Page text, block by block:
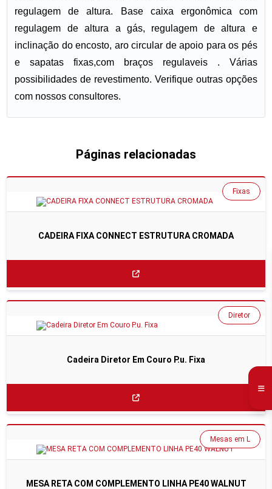
regulagem de altura. Base caixa ergonômica com
regulagem de altura a gás, regulagem de altura e
inclinação do encosto, aro circular de apoio para os pés
e sapatas fixas,com braços regulaveis . Várias
possibilidades de revestimento. Verifique outras opções
com nossos consultores.
Páginas relacionadas
CADEIRA FIXA CONNECT ESTRUTURA CROMADA
Fixas
Cadeira Diretor Em Couro P.u. Fixa
Diretor
MESA RETA COM COMPLEMENTO LINHA PE40 WALNUT
Mesas em L